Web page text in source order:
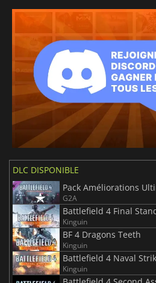
DLC DISPONIBLE
Pack Améliorations
G2A
Battlefield 4 Final
Kinguin
BF 4 Dragons Teeth
Kinguin
Battlefield 4 Naval
Kinguin